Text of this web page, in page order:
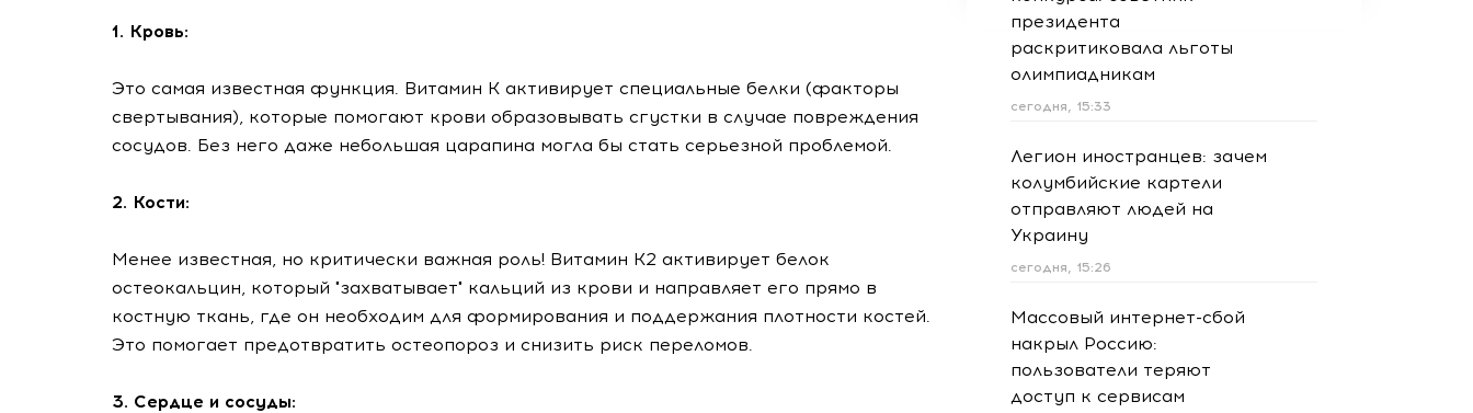
1. Кровь:
Это самая известная функция. Витамин К активирует специальные белки (факторы
свертывания), которые помогают крови образовывать сгустки в случае повреждения
сосудов. Без него даже небольшая царапина могла бы стать серьезной проблемой.
2. Кости:
Менее известная, но критически важная роль! Витамин К2 активирует белок
остеокальцин, который "захватывает" кальций из крови и направляет его прямо в
костную ткань, где он необходим для формирования и поддержания плотности костей.
Это помогает предотвратить остеопороз и снизить риск переломов.
3. Сердце и сосуды:
президента
раскритиковала льготы
олимпиадникам
сегодня, 15:33
Легион иностранцев: зачем
колумбийские картели
отправляют людей на
Украину
сегодня, 15:26
Массовый интернет-сбой
накрыл Россию:
пользователи теряют
доступ к сервисам